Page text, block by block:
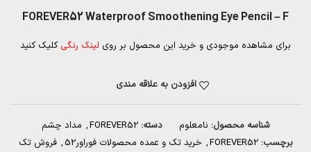
FOREVER52 Waterproof Smoothening Eye Pencil – F
برای مشاهده موجودی و خرید این محصول بر روی لینک رنگی کلیک کنید
افزودن به علاقه مندی
شناسه محصول: نامعلوم دسته: FOREVER52
, مداد چشم
برچسب: FOREVER52
, خرید تک و عمده محصولات فوراور52 , فروش تک